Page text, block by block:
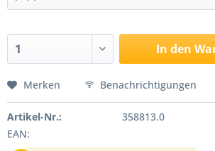
In den
Merken Benachrichtigungen
Artikel-Nr.:
358813.0
EAN: